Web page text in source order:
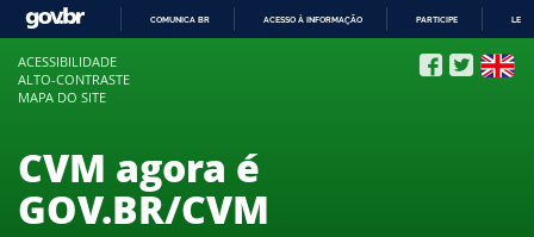
COMUNICA BR ACESSO À INFORMAÇÃO PARTICIPE
ACESSIBILIDADE
ALTO-CONTRASTE
MAPA DO SITE
CVM agora é
GOV.BR/CVM